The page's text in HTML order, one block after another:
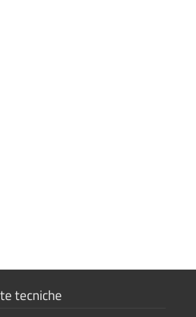
tecniche